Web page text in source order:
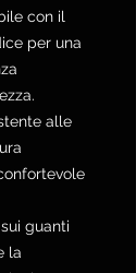
con il
per una
alle
guanti
la